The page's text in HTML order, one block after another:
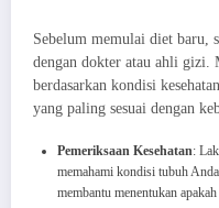
Sebelum memulai diet baru,
dengan dokter atau ahli gizi.
berdasarkan kondisi
yang paling sesuai dengan
Pemeriksaan Kesehatan:
memahami kondisi tubuh
membantu menentukan